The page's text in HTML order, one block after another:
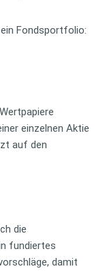
Fondsportfolio:
einzelnen Aktie
auf den
die
fundiertes
damit